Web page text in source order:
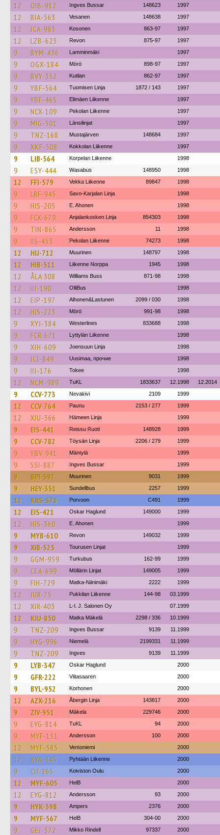
12 OIB-912 Ingves Bussar 148623 1997
12 BIA-563 Vesanen 148638 1997
12 JCA-983 Kosonen 863-97 1997
12 LZB-623 Revon 875-97 1997
9 BYM-436 Lamminmäki 1997
9 OGX-184 Mörö 898-97 1997
9 BVY-352 Kutilan 862-97 1997
9 YBF-564 Tuomisen Linja 1872 / 143 1997
9 YBF-465 Elimäen Liikenne 1997
9 NCX-109 Pekolan Liikenne 1997
9 MIG-501 Länsilinjat 1997
9 TNZ-168 Mustajärven 148684 1997
9 XKF-508 Kokkolan Liikenne 1997
9 LIB-564 Korpelan Liikenne 1998
9 ESY-444 Wasabus 148950 1998
12 FFI-579 Vekka Liikenne 89847 1998
9 LRF-945 Savo-Karjalan Linja 1998
9 HIS-205 E. Ahonen 1998
9 FCX-679 Anjalankosken Linja 854303 1998
9 TIN-865 Andersson 11 1998
9 IIS-453 Pekolan Liikenne 74273 1998
12 HIJ-712 Muurinen 148797 1998
12 HIB-511 Liikenne Norppa 1945 1998
12 ÅLA 308 Williams Buss 871-98 1998
12 IIJ-190 OlliBus 1998
12 EIP-197 Alhonen&Lastunen 2099 / 030 1998
12 HIS-223 Mörö 991-98 1998
9 XYJ-384 Westerlines 833688 1998
9 FCR-671 Lyttylän Liikenne 1998
9 XIH-609 Joensuun Linja 1998
9 JCJ-849 Uusimaa, прочие 1998
9 IIJ-176 Tokee 1998
12 NCM-989 TuKL 1833637 12.1998 12.2014
9 CCV-773 Nevakivi 2109 1999
12 CCV-764 Paunu 2153 / 277 1999
12 XIU-366 Hämeen Linja 1999
9 EIS-441 Reissu Ruoti 148928 1999
9 CCV-782 Töysän Linja 2206 / 279 1999
9 YBV-941 Mäntylä 1999
9 SSI-887 Ingves Bussar 1999
9 BPI-597 Muurinen 9031 1999
9 HEY-351 Sundellbus 2257 1999
12 KRS-573 Porvoon C491 1999
12 EIS-421 Oskar Haglund 149000 1999
12 HIS-360 E. Ahonen 1999
9 MYB-610 Revon 149032 1999
9 XIB-525 Tourusen Linjat 1999
9 GGM-959 Turkubus 162-99 1999
9 CEA-699 Möllärin Linjat 149005 1999
9 FIH-729 Matka-Niinimäki 2222 1999
12 JUR-75 Pukkilan Liikenne 144-98 03.1999
12 XIR-403 L-l. J. Salonen Oy 07.1999
12 KIU-850 Matka Mäkelä 2298 / 336 10.1999
9 TNZ-209 Ingves Bussar 9139 11.1999
9 HYG-996 Niemelä 2199331 11.1999
9 TNZ-209 Ingves 9139 11.1999
9 LYB-347 Oskar Haglund 2000
9 GFR-222 Viitasaaren 2000
9 BYL-952 Korhonen 2000
12 AZX-216 Åbergin Linja 143817 2000
9 ZIV-951 Mäkela 229746 2000
9 EYG-814 TuKL 94 2000
9 MYF-151 Andersson 100 2000
12 MYF-585 Ventoniemi 2000
12 XYA-845 Pyhtään Liikenne 2000
9 CIJ-165 Koiviston Oulu 2000
12 MYF-605 HelB 2000
12 EYG-812 Andersson 93 2000
9 HYK-398 Ampers 2376 2000
9 MYF-567 HelB 304-00 2000
9 GEJ-372 Mikko Rindell 97337 2000